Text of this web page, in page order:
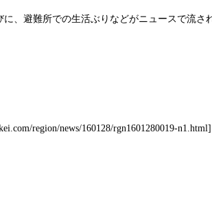
、避難所での生活ぶりなどがニュースで流
region/news/160128/rgn1601280019-